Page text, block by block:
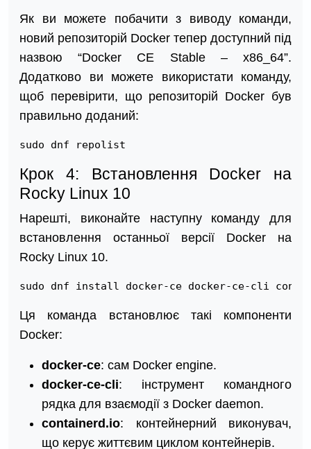
Як ви можете побачити з виводу команди,
новий репозиторій Docker тепер доступний під
назвою “Docker CE Stable – x86_64”.
Додатково ви можете використати команду,
щоб перевірити, що репозиторій Docker був
правильно доданий:
sudo dnf repolist
Крок 4: Встановлення Docker на
Rocky Linux 10
Нарешті, виконайте наступну команду для
встановлення останньої версії Docker на
Rocky Linux 10.
sudo dnf install docker-ce docker-ce-cli
Ця команда встановлює такі компоненти
Docker:
docker-ce: сам Docker engine.
docker-ce-cli: інструмент командного
рядка для взаємодії з Docker daemon.
containerd.io: контейнерний виконувач,
що керує життєвим циклом контейнерів.